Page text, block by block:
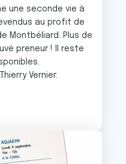
une seconde vie à
au profit de
Montbéliard. Plus de
preneur ! Il reste
Vernier.